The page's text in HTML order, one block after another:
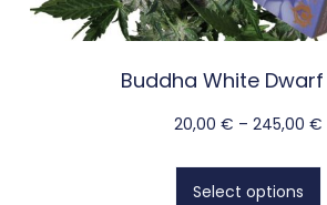
Buddha White
20,00 € – 245,00 €
Select options